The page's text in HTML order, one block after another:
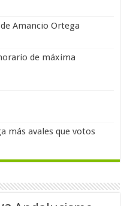
Amancio Ortega
de máxima
más avales que votos